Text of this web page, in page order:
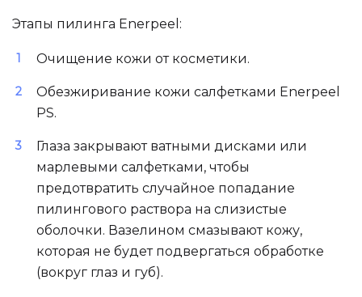
Этапы пилинга Enerpeel:
Очищение кожи от косметики.
Обезжиривание кожи салфетками Enerpeel
PS.
Глаза закрывают ватными дисками или
марлевыми салфетками, чтобы
предотвратить случайное попадание
пилингового раствора на слизистые
оболочки. Вазелином смазывают кожу,
которая не будет подвергаться обработке
(вокруг глаз и губ).